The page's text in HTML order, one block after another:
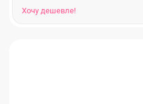
Хочу дешевле!